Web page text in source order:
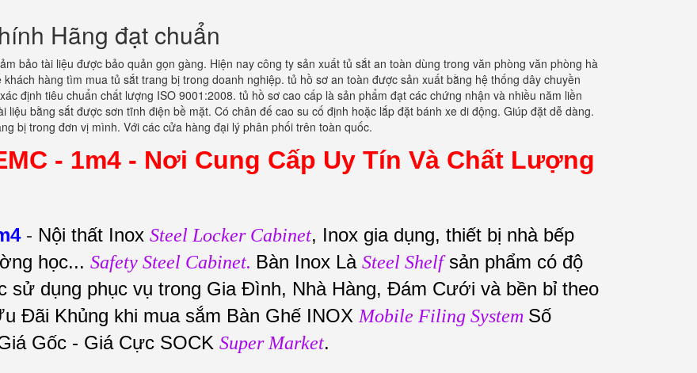
Hãng đạt chuẩn
bảo tài liệu được bảo quản gọn gàng. Hiện nay công ty sản xuất tủ sắt an toàn dùng trong văn phòng văn phòng hà
hàng tìm mua tủ sắt trang bị trong doanh nghiệp. tủ hồ sơ an toàn được sản xuất bằng hệ thống dây chuyền
định tiêu chuẩn chất lượng ISO 9001:2008. tủ hồ sơ cao cấp là sản phẩm đạt các chứng nhận và nhiều năm liền
bằng sắt được sơn tĩnh điện bề mặt. Có chân đế cao su cố định hoặc lắp đặt bánh xe di động. Giúp đặt dễ dàng.
bị trong đơn vị mình. Với các cửa hàng đại lý phân phối trên toàn quốc.
- 1m4 - Nơi Cung Cấp Uy Tín Và Chất Lượng
- Nội thất Inox Steel Locker Cabinet, Inox gia dụng, thiết bị nhà bếp
học... Safety Steel Cabinet. Bàn Inox Là Steel Shelfsản phẩm có độ
sử dụng phục vụ trong Gia Đình, Nhà Hàng, Đám Cưới và bền bỉ theo
Đãi Khủng khi mua sắm Bàn Ghế INOX Mobile Filing System Số
Gốc - Giá Cực SOCK Super Market.